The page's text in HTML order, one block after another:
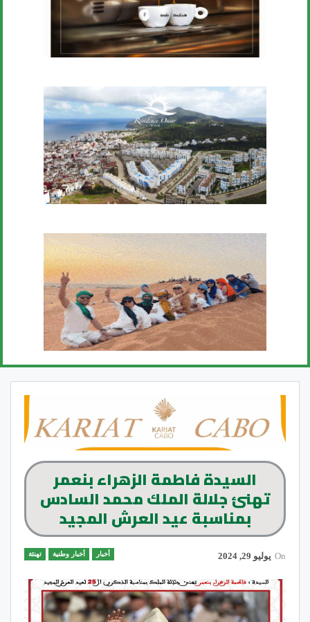
السيدة فاطمة الزهراء بنعمر
تهنئ جلالة الملك محمد السادس
بمناسبة عيد العرش المجيد
أخبار أخبار وطنية تهنئة On يوليو 29, 2024